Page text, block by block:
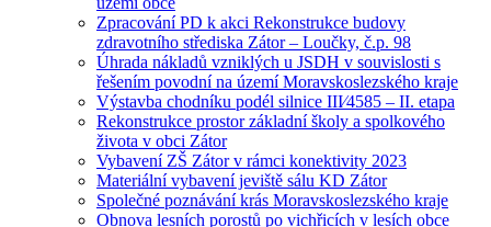
Zpracování PD k akci Rekonstrukce budovy
zdravotního střediska Zátor – Loučky, č.p. 98
Úhrada nákladů vzniklých u JSDH v souvislosti s
řešením povodní na území Moravskoslezského kraje
Výstavba chodníku podél silnice III⁄4585 – II. etapa
Rekonstrukce prostor základní školy a spolkového
života v obci Zátor
Vybavení ZŠ Zátor v rámci konektivity 2023
Materiální vybavení jeviště sálu KD Zátor
Společné poznávání krás Moravskoslezského kraje
Obnova lesních porostů po vichřicích v lesích obce